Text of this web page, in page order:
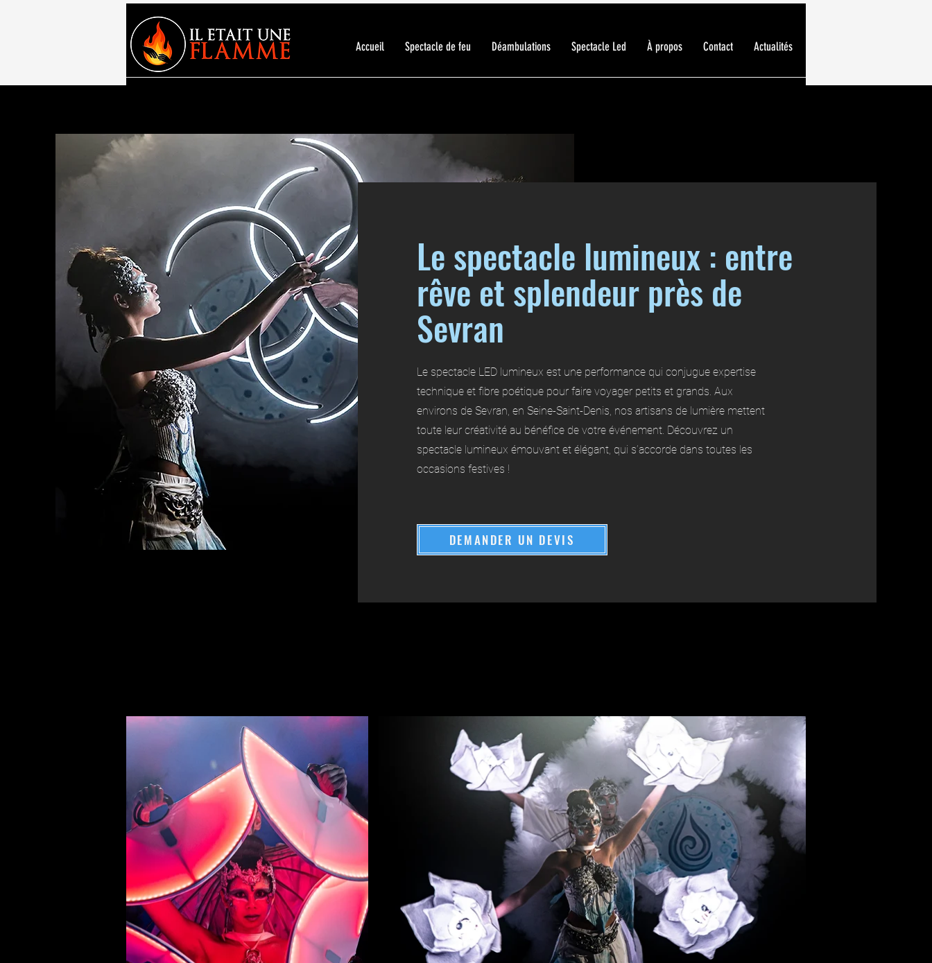
Accueil Spectacle de feu Déambulations Spectacle Led À propos Contact Actualités
Le spectacle lumineux : entre
rêve et splendeur près de
Sevran
Le spectacle LED lumineux est une performance qui conjugue expertise
technique et fibre poétique pour faire voyager petits et grands. Aux
environs de Sevran, en Seine-Saint-Denis, nos artisans de lumière mettent
toute leur créativité au bénéfice de votre événement. Découvrez un
spectacle lumineux émouvant et élégant, qui s’accorde dans toutes les
occasions festives !
DEMANDER UN DEVIS